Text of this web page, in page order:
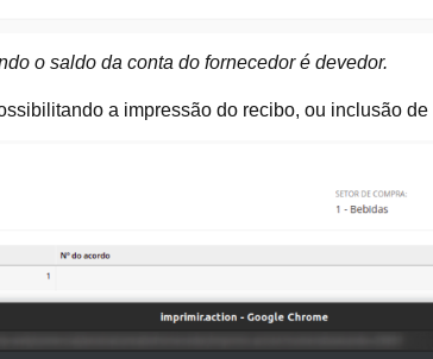
o saldo da conta do fornecedor é devedor.
a impressão do recibo, ou inclusão